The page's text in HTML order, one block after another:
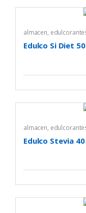
almacen,
Edulco Si Diet
almacen,
Edulco Stevia